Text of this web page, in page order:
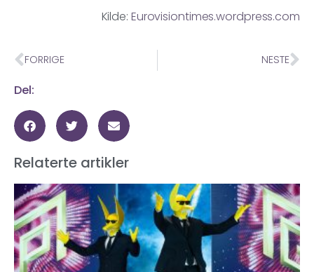
Kilde: Eurovisiontimes.wordpress.com
FORRIGE NESTE
Del:
Relaterte artikler